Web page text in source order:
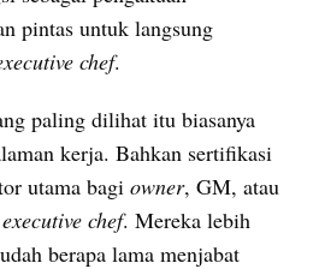
pintas untuk langsung
chef.
paling dilihat itu biasanya
kerja. Bahkan sertifikasi
utama bagi owner, GM, atau
executive chef. Mereka lebih
berapa lama menjabat